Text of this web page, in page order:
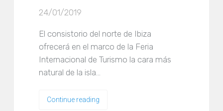
24/01/2019
El consistorio del norte de Ibiza
ofrecerá en el marco de la Feria
Internacional de Turismo la cara más
natural de la isla…
Continue reading